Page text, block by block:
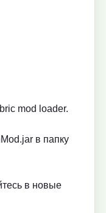
mod loader.
в папку
в новые